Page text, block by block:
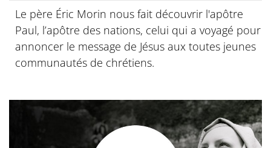
Le père Éric Morin nous fait découvrir l'apôtre
Paul, l’apôtre des nations, celui qui a voyagé pour
annoncer le message de Jésus aux toutes jeunes
communautés de chrétiens.